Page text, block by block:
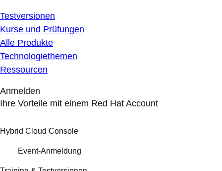
Testversionen
Kurse und Prüfungen
Alle Produkte
Technologiethemen
Ressourcen
Anmelden
Ihre Vorteile mit einem Red Hat Account
Hybrid Cloud Console
Event-Anmeldung